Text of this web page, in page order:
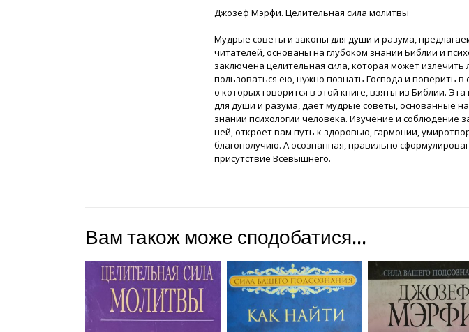
Джозеф Мэрфи. Целительная сила молитвы
Мудрые советы и законы для души и разума,
читателей, основаны на глубоком знании Библии и
заключена целительная сила, которая может
пользоваться ею, нужно познать Господа и поверить
о которых говорится в этой книге, взяты из Библии.
для души и разума, дает мудрые советы, основанные
знании психологии человека. Изучение и соблюдение
ней, откроет вам путь к здоровью, гармонии,
благополучию. А осознанная, правильно
присутствие Всевышнего.
Вам також може сподобатися…